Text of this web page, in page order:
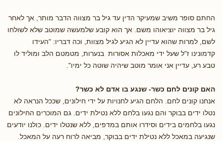
החתם סופר משיב שמעיקר הדין עד גיל בר מצווה הדבר מותר, אך לאחר
גיל בר מצווה יוציאוהו משם. אך הוא קובע שלמעשה שמוטב שלא לשולחו
לשם, למרות שהוא עדיין לא הגיע לגיל מצוות, וכה דבריו: "העידו
קדמונינו ז"ל שעל ידי מאכלות אסורות בנערות, מטמטם הלב ומוליד לו
טבע רע, עדיין אני אומר מוטב שיהיה שוטה כל ימיו".
האם קונים לחם כשר- שנגע בו אדם לא כשר?
אנחנו קונים לחם. הלחם הגיע לחנויות על ידי חילונים, שככל הנראה לא
נטלו ידים בבוקר והם נגעו בלחם ללא נטילת ידים. גם המוכרים החילונים
נגעו בלחמים בידים וסידרו אותם במדפים, ללא שנטלו ידים. כולנו יודעים
שנגיעה במאכל ללא נטילת ידים בבוקר, מביאה לרוח רעה על המאכל.